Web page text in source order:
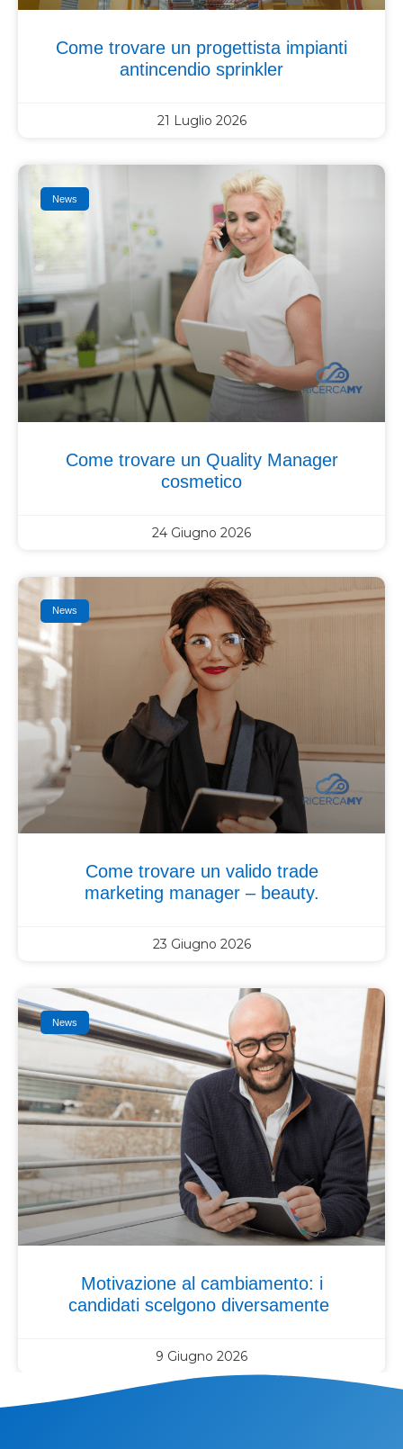
Come trovare un progettista impianti
antincendio sprinkler
21 Luglio 2026
News
Come trovare un Quality Manager
cosmetico
24 Giugno 2026
News
Come trovare un valido trade
marketing manager – beauty.
23 Giugno 2026
News
Motivazione al cambiamento: i
candidati scelgono diversamente
9 Giugno 2026